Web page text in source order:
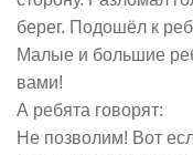
берег. Подошёл к
Малые и большие
вами!
А ребята говорят:
Не позволим! Вот